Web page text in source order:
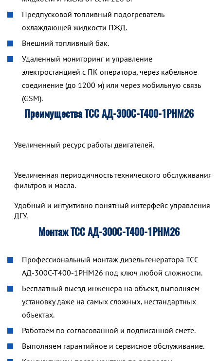
Предпусковой топливный подогреватель
охлаждающей жидкости ПЖД.
Внешний топливный бак.
Удаленный мониторинг и управление
электростанцией с ПК оператора, через кабельное
соединение (до 1200 м) или через мобильную связь
(GSM).
Преимущества ТСС АД-300С-Т400-1РНМ26
Увеличенный ресурс работы двигателей.
Увеличенная периодичность технического обслуживания,
фильтров и масла.
Удобный и интуитивно понятный интерфейс управления
ДГУ.
Монтаж ТСС АД-300С-Т400-1РНМ26
Профессиональный монтаж дизель генератора ТСС
АД-300С-Т400-1РНМ26 под ключ любой сложности.
Бесплатный выезд инженера на объект, выполняем
установку даже на самых сложных, нестандартных
объектах.
Работаем по согласованной и подписанной смете.
Выполняем гарантийное и сервисное обслуживание.